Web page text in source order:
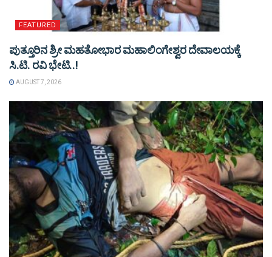
FEATURED
ಪುತ್ತೂರಿನ ಶ್ರೀ ಮಹತೋಭಾರ ಮಹಾಲಿಂಗೇಶ್ವರ ದೇವಾಲಯಕ್ಕೆ
ಸಿ.ಟಿ. ರವಿ ಭೇಟಿ..!
AUGUST 7, 2026